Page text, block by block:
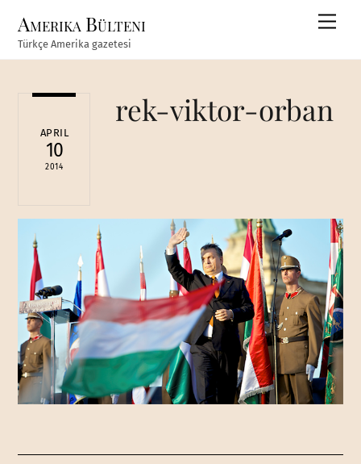
content
Amerika Bülteni
Türkçe Amerika gazetesi
APRIL
10
2014
rek-viktor-orban